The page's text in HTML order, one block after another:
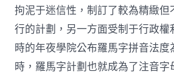
拘泥于迷信性，制訂了較為精緻但
行的計劃，另一方面受制于行政權
時的年夜學院公布羅馬字拼音法
時，羅馬字計劃也就成為了注音字